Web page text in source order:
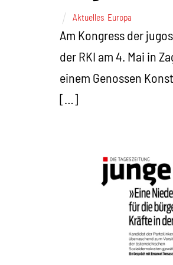
Aktuelles, Europa
Am Kongress der
der RKI am 4. Mai in
einem Genossen
[…]